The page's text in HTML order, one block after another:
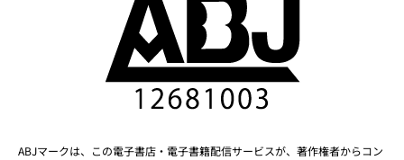
ABJマークは、この電子書店・電子書籍配信サービスが、著作権者からコン